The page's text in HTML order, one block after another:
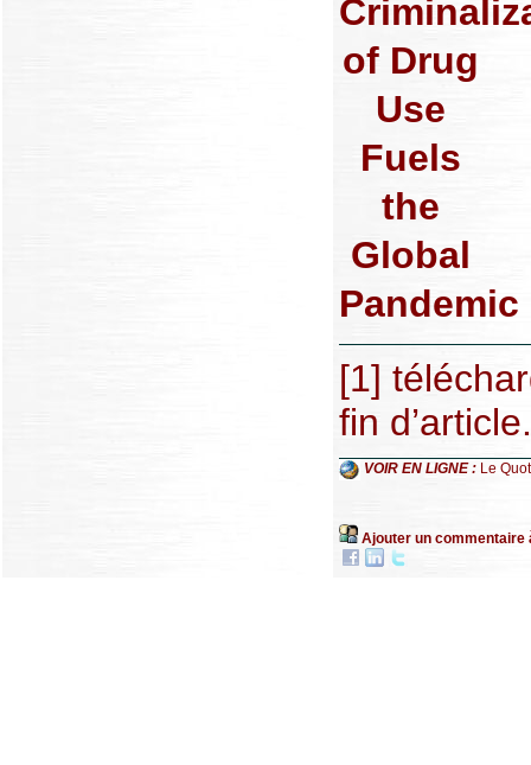
of Drug
Use
Fuels
the
Global
Pandemic
[1]
fin d’article.
VOIR EN LIGNE : Le
Ajouter un commentaire